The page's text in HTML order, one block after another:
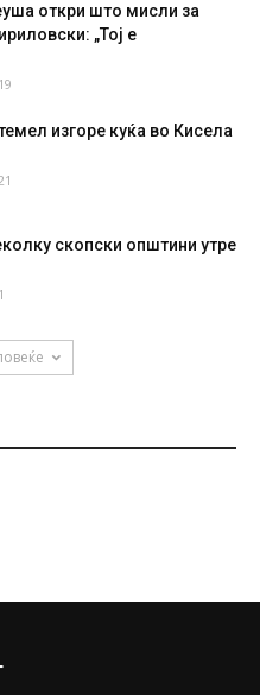
откри што мисли за
„Тој е
изгоре куќа во Кисела
скопски општини утре